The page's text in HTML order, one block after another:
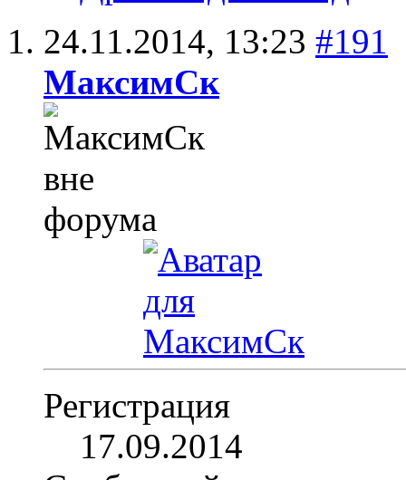
24.11.2014, 13:23 #191
МаксимСк
Регистрация
17.09.2014